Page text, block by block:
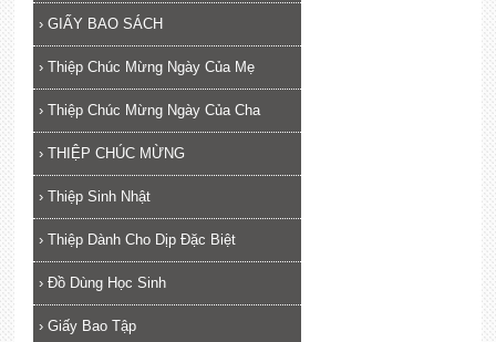
› GIẤY BAO SÁCH
› Thiệp Chúc Mừng Ngày Của Mẹ
› Thiệp Chúc Mừng Ngày Của Cha
› THIỆP CHÚC MỪNG
› Thiệp Sinh Nhật
› Thiệp Dành Cho Dịp Đặc Biệt
› Đồ Dùng Học Sinh
› Giấy Bao Tập